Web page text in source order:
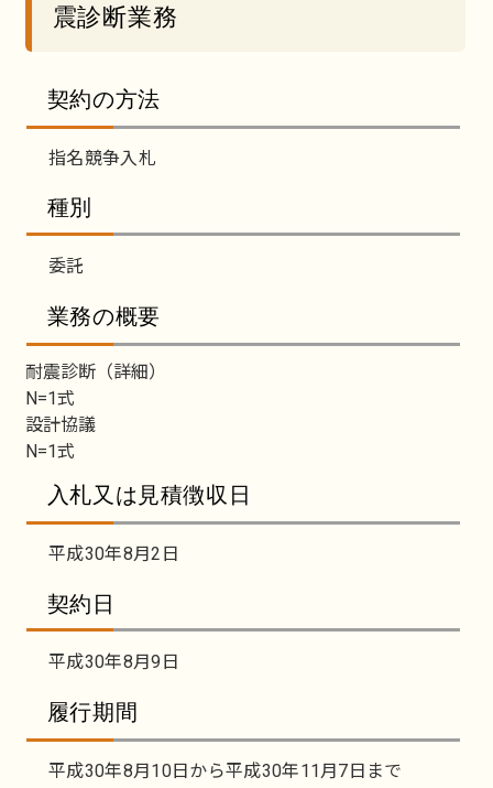
震診断業務
契約の方法
指名競争入札
種別
委託
業務の概要
耐震診断（詳細）
N=1式
設計協議
N=1式
入札又は見積徴収日
平成30年8月2日
契約日
平成30年8月9日
履行期間
平成30年8月10日から平成30年11月7日まで